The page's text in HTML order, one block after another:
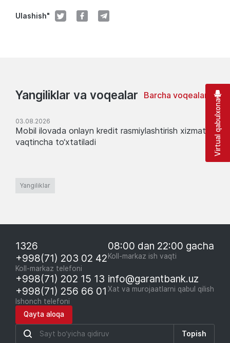
Ulashish"
Yangiliklar va voqealar Barcha voqealar
03.08.2026
Mobil ilovada onlayn kredit rasmiylashtirish xizmati
vaqtincha to‘xtatiladi
Yangiliklar
1326
+998(71) 203 02 42
Koll-markaz telefoni
08:00 dan 22:00 gacha
Koll-markaz ish vaqti
+998(71) 202 15 13
+998(71) 256 66 01
Ishonch telefoni
info@garantbank.uz
Xat va murojaatlarni qabul qilish
Qayta aloqa
Topish
Virtual qabulxona